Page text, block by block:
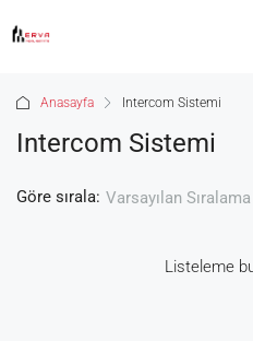
Anasayfa Intercom Sistemi
Intercom Sistemi
Göre sırala: Varsayılan Sıralama
Listeleme